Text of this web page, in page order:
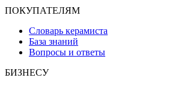
ПОКУПАТЕЛЯМ
Словарь керамиста
База знаний
Вопросы и ответы
БИЗНЕСУ